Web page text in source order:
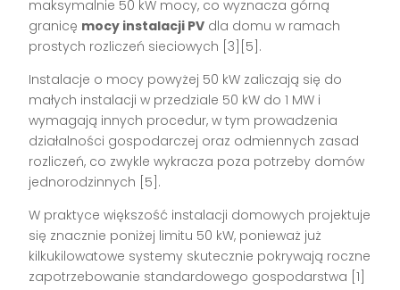
maksymalnie 50 kW mocy, co wyznacza górną
granicę mocy instalacji PV dla domu w ramach
prostych rozliczeń sieciowych [3][5].
Instalacje o mocy powyżej 50 kW zaliczają się do
małych instalacji w przedziale 50 kW do 1 MW i
wymagają innych procedur, w tym prowadzenia
działalności gospodarczej oraz odmiennych zasad
rozliczeń, co zwykle wykracza poza potrzeby domów
jednorodzinnych [5].
W praktyce większość instalacji domowych projektuje
się znacznie poniżej limitu 50 kW, ponieważ już
kilkukilowatowe systemy skutecznie pokrywają roczne
zapotrzebowanie standardowego gospodarstwa [1]